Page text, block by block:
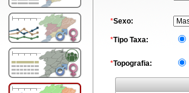
*Sexo:
*Tipo Taxa:
*Topografia: